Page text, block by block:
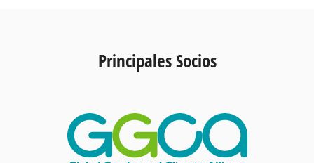
Principales Socios